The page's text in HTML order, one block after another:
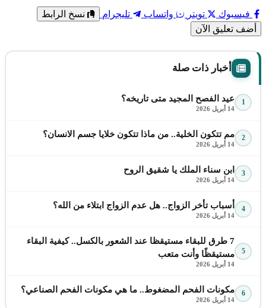
فيسبوك تويتر واتساب تليجرام
نسخ الرابط
أضف تعليق الآن
أخبار ذات صلة
1 عيد الفصح المجيد متى تاريخه؟
14 أبريل 2026
2 مم تتكون الخلية.. من ماذا تتكون خلايا جسم الانسان؟
14 أبريل 2026
3 ابن سناء الملك يا شقيق الروح
14 أبريل 2026
4 أسباب تأخر الزواج.. هل عدم الزواج ابتلاء من الله؟
14 أبريل 2026
5
7 طرق للبقاء مستيقظا عند الشعور بالكسل.. كيفية البقاء
مستيقظًا وأنت متعب
14 أبريل 2026
6 مكونات الفحم المضغوط.. ما هي مكونات الفحم الصناعي؟
14 أبريل 2026